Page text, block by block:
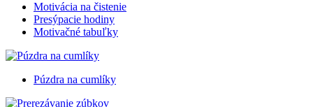
Motivácia na čistenie
Presýpacie hodiny
Motivačné tabuľky
Púzdra na cumlíky